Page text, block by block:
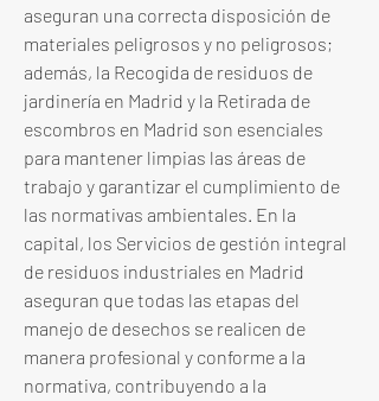
aseguran una correcta disposición de
materiales peligrosos y no peligrosos;
además, la Recogida de residuos de
jardinería en Madrid y la Retirada de
escombros en Madrid son esenciales
para mantener limpias las áreas de
trabajo y garantizar el cumplimiento de
las normativas ambientales. En la
capital, los Servicios de gestión integral
de residuos industriales en Madrid
aseguran que todas las etapas del
manejo de desechos se realicen de
manera profesional y conforme a la
normativa, contribuyendo a la